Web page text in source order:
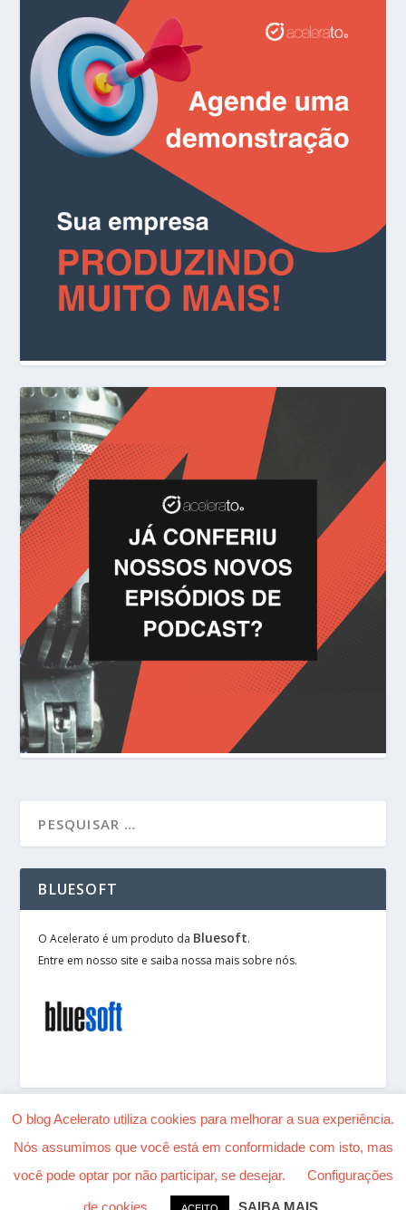
BLUESOFT
O Acelerato é um produto da Bluesoft.
Entre em nosso site e saiba nossa mais sobre nós.
Desenhado porElegant Themes| Alimentado por
O blog Acelerato utiliza cookies para melhorar a sua experiência.
Nós assumimos que você está em conformidade com isto, mas
você pode optar por não participar, se desejar.
Configurações
de cookies SAIBA MAIS